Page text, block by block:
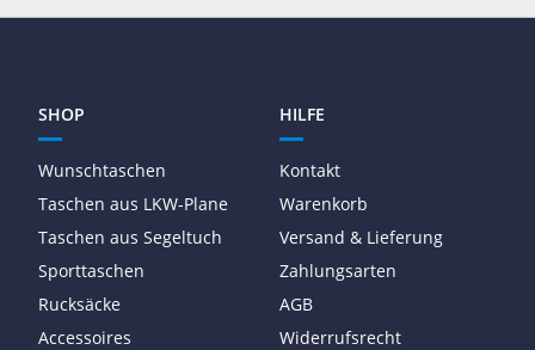
SHOP
Wunschtaschen
Taschen aus LKW-Plane
Taschen aus Segeltuch
Sporttaschen
Rucksäcke
Accessoires
HILFE
Kontakt
Warenkorb
Versand & Lieferung
Zahlungsarten
AGB
Widerrufsrecht